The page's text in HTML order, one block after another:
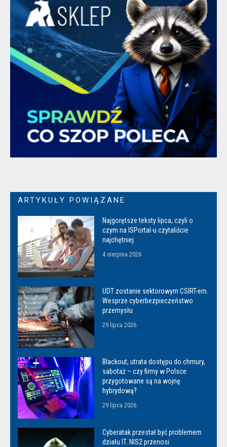
ARTYKUŁY POWIĄZANE
Najgorętsze teksty lipca, czyli o
czym na ISPortal-u czytaliście
najchętniej
4 sierpnia 2026
UDT zostanie sektorowym CSIRT-em.
Wesprze cyberbezpieczeństwo
przemysłu
29 lipca 2026
Blackout, utrata dostępu do chmury,
sabotaż – czy firmy w Polsce
przygotowane są na wojnę
hybrydową?
29 lipca 2026
Cyberatak przestał być problemem
działu IT. NIS2 przenosi